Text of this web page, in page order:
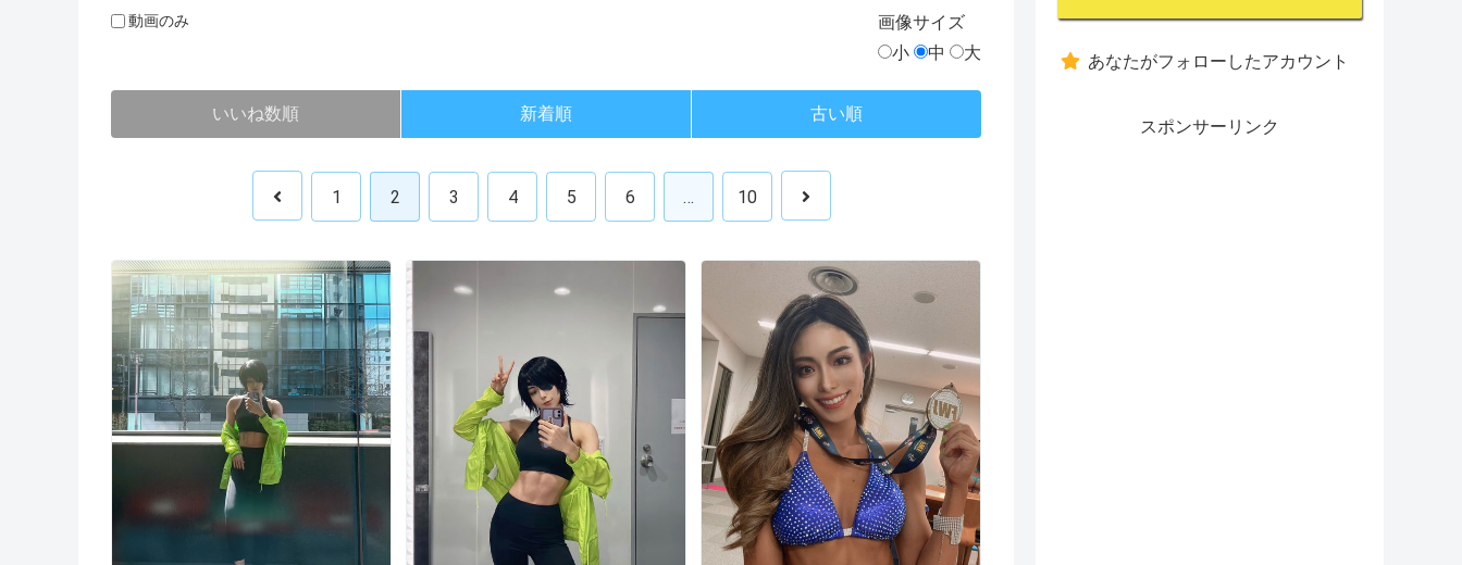
動画のみ 画像サイズ
小
中 大
いいね数順 新着順 古い順
1 2 3 4 5 6 … 10
あなたがフォローしたアカウント
スポンサーリンク